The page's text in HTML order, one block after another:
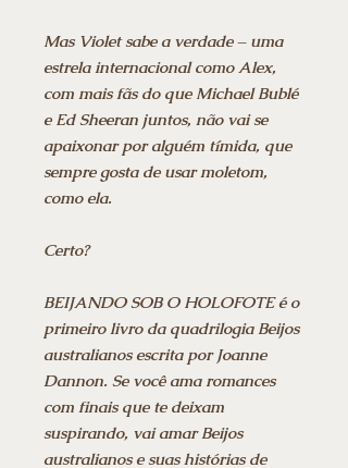
Mas Violet sabe a verdade – uma
estrela internacional como Alex,
com mais fãs do que Michael Bublé
e Ed Sheeran juntos, não vai se
apaixonar por alguém tímida, que
sempre gosta de usar moletom,
como ela.
Certo?
BEIJANDO SOB O HOLOFOTE é o
primeiro livro da quadrilogia Beijos
australianos escrita por Joanne
Dannon. Se você ama romances
com finais que te deixam
suspirando, vai amar Beijos
australianos e suas histórias de